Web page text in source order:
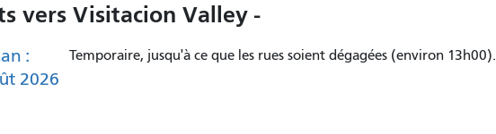
vers Visitacion Valley -
:
2026
Temporaire, jusqu'à ce que les rues soient dégagées (environ 13h00).